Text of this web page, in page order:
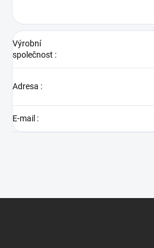
Výrobní
společnost :
Adresa :
E-mail :